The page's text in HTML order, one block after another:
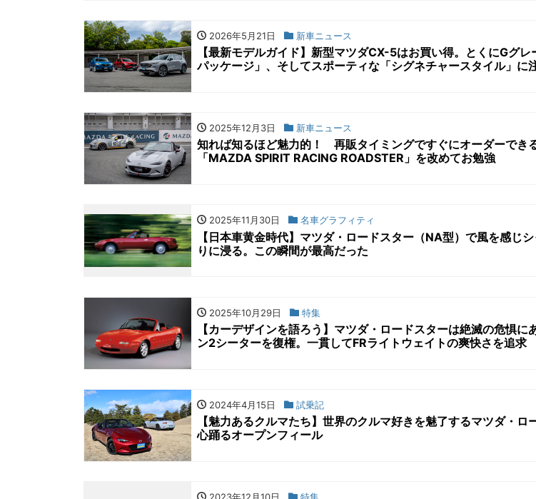
2026年5月21日 新車ニュース
【最新モデルガイド】新型マツダCX-5はお買い得。とくにGグレ
パッケージ」、そしてスポーティな「シグネチャースタイル」に
2025年12月3日 新車ニュース
知れば知るほど魅力的！ 再販タイミングですぐにオーダーでき
「MAZDA SPIRIT RACING ROADSTER」を改めてお勉強
2025年11月30日 名車グラフィティ
【日本車黄金時代】マツダ・ロードスター（NA型）で風を感じ
りに浸る。この瞬間が最高だった
2025年10月29日 特集
【カーデザインを語ろう】マツダ・ロードスターは絶滅の危惧に
ン2シーターを復権。一貫してFRライトウェイトの爽快さを追求
2024年4月15日 試乗記
【魅力あるクルマたち】世界のクルマ好きを魅了するマツダ・ロ
心踊るオープンフィール